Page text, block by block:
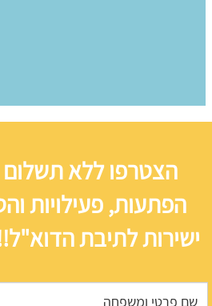
הצטרפו ללא תשלום
הפתעות, פעילויות
ישירות לתיבת